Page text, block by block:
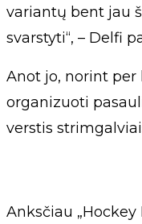
variantų bent jau
svarstyti“, – Delfi
Anot jo, norint per
organizuoti
verstis
Anksčiau